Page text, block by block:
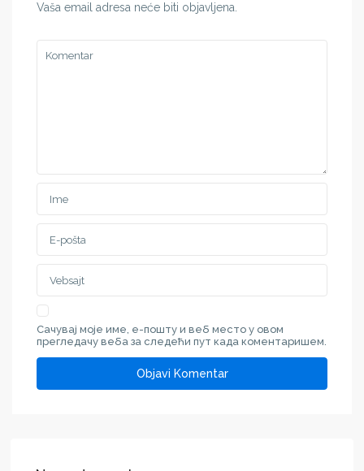
Vaša email adresa neće biti objavljena.
Сачувај моје име, е-пошту и веб место у овом
прегледачу веба за следећи пут када коментаришем.